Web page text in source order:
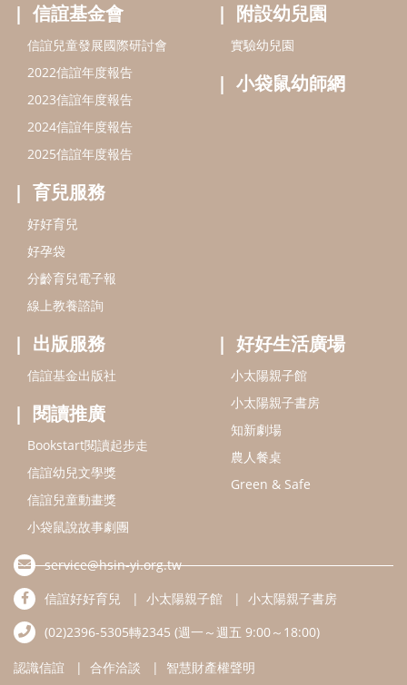
信誼基金會
信誼兒童發展國際研討會
2022信誼年度報告
2023信誼年度報告
2024信誼年度報告
2025信誼年度報告
育兒服務
好好育兒
好孕袋
分齡育兒電子報
線上教養諮詢
附設幼兒園
實驗幼兒園
小袋鼠幼師網
出版服務
信誼基金出版社
閱讀推廣
Bookstart閱讀起步走
信誼幼兒文學獎
信誼兒童動畫獎
小袋鼠說故事劇團
好好生活廣場
小太陽親子館
小太陽親子書房
知新劇場
農人餐桌
Green & Safe
service@hsin-yi.org.tw
信誼好好育兒
小太陽親子館
小太陽親子書房
(02)2396-5305轉2345 (週一～週五 9:00～18:00)
認識信誼 合作洽談 智慧財產權聲明